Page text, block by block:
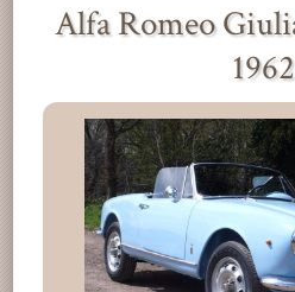
Alfa Romeo
1962